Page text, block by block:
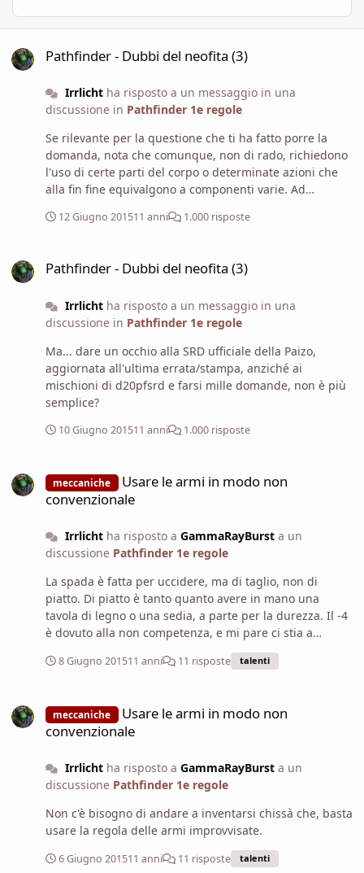
Pathfinder - Dubbi del neofita (3)
Irrlichtha risposto a un messaggio in una
discussione in Pathfinder 1e regole
Se rilevante per la questione che ti ha fatto porre la
domanda, nota che comunque, non di rado, richiedono
l'uso di certe parti del corpo o determinate azioni che
alla fin fine equivalgono a componenti varie. Ad
potrà soffiare, né un Vrock immobilizzato potrà eseguire
12 Giugno 201511 anni 1.000 risposte
Pathfinder - Dubbi del neofita (3)
Irrlichtha risposto a un messaggio in una
discussione in Pathfinder 1e regole
Ma... dare un occhio alla SRD ufficiale della Paizo,
aggiornata all'ultima errata/stampa, anziché ai
mischioni di d20pfsrd e farsi mille domande, non è più
semplice?
10 Giugno 201511 anni 1.000 risposte
meccaniche
Usare le armi in modo non
convenzionale
Irrlichtha risposto a GammaRayBursta un
discussione Pathfinder 1e regole
La spada è fatta per uccidere, ma di taglio, non di
piatto. Di piatto è tanto quanto avere in mano una
tavola di legno o una sedia, a parte per la durezza. Il -4
è dovuto alla non competenza, e mi pare ci stia a
8 Giugno 201511 anni 11 risposte talenti
meccaniche
Usare le armi in modo non
convenzionale
Irrlichtha risposto a GammaRayBursta un
discussione Pathfinder 1e regole
Non c'è bisogno di andare a inventarsi chissà che, basta
usare la regola delle armi improvvisate.
6 Giugno 201511 anni 11 risposte talenti